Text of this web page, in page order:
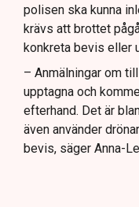
polisen ska kunna
krävs att brottet
konkreta bevis eller
– Anmälningar om
upptagna och
efterhand. Det är
även använder
bevis, säger Anna-